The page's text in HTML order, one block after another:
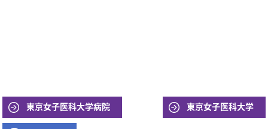
東京女子医科大学病院 東京女子医科大学